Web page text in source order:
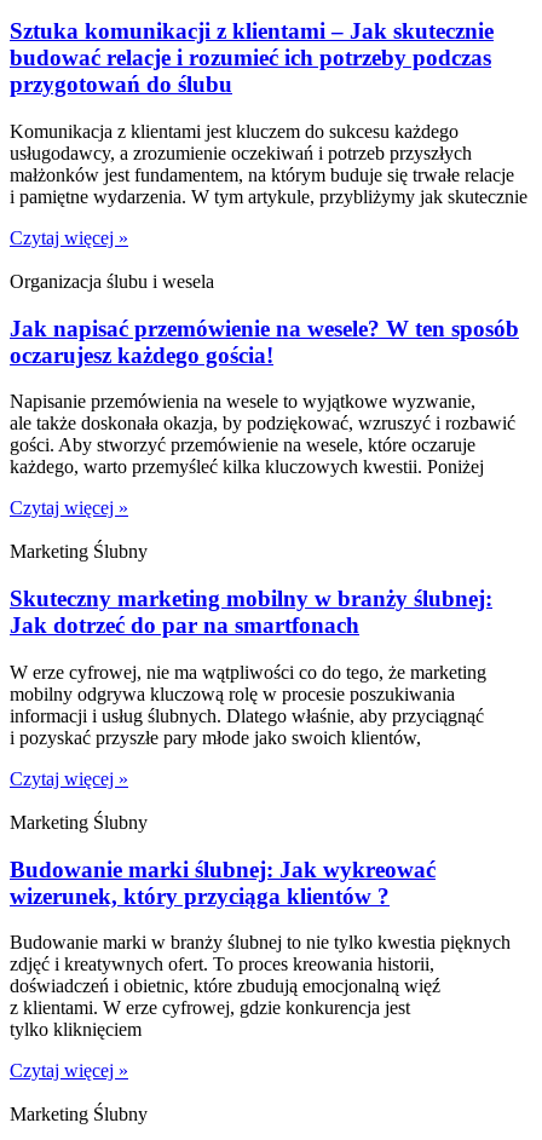
Sztuka komunikacji z klientami – Jak skutecznie
budować relacje i rozumieć ich potrzeby podczas
przygotowań do ślubu
Komunikacja z klientami jest kluczem do sukcesu każdego
usługodawcy, a zrozumienie oczekiwań i potrzeb przyszłych
małżonków jest fundamentem, na którym buduje się trwałe relacje
i pamiętne wydarzenia. W tym artykule, przybliżymy jak skutecznie
Czytaj więcej »
Organizacja ślubu i wesela
Jak napisać przemówienie na wesele? W ten sposób
oczarujesz każdego gościa!
Napisanie przemówienia na wesele to wyjątkowe wyzwanie,
ale także doskonała okazja, by podziękować, wzruszyć i rozbawić
gości. Aby stworzyć przemówienie na wesele, które oczaruje
każdego, warto przemyśleć kilka kluczowych kwestii. Poniżej
Czytaj więcej »
Marketing Ślubny
Skuteczny marketing mobilny w branży ślubnej:
Jak dotrzeć do par na smartfonach
W erze cyfrowej, nie ma wątpliwości co do tego, że marketing
mobilny odgrywa kluczową rolę w procesie poszukiwania
informacji i usług ślubnych. Dlatego właśnie, aby przyciągnąć
i pozyskać przyszłe pary młode jako swoich klientów,
Czytaj więcej »
Marketing Ślubny
Budowanie marki ślubnej: Jak wykreować
wizerunek, który przyciąga klientów ?
Budowanie marki w branży ślubnej to nie tylko kwestia pięknych
zdjęć i kreatywnych ofert. To proces kreowania historii,
doświadczeń i obietnic, które zbudują emocjonalną więź
z klientami. W erze cyfrowej, gdzie konkurencja jest
tylko kliknięciem
Czytaj więcej »
Marketing Ślubny